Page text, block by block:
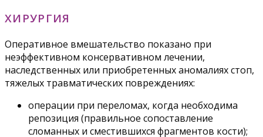
ХИРУРГИЯ
Оперативное вмешательство показано при
неэффективном консервативном лечении,
наследственных или приобретенных аномалиях стоп,
тяжелых травматических повреждениях:
операции при переломах, когда необходима
репозиция (правильное сопоставление
сломанных и сместившихся фрагментов кости);